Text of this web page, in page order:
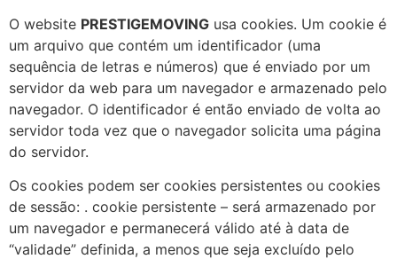
O website PRESTIGEMOVING usa cookies. Um cookie é
um arquivo que contém um identificador (uma
sequência de letras e números) que é enviado por um
servidor da web para um navegador e armazenado pelo
navegador. O identificador é então enviado de volta ao
servidor toda vez que o navegador solicita uma página
do servidor.
Os cookies podem ser cookies persistentes ou cookies
de sessão: . cookie persistente – será armazenado por
um navegador e permanecerá válido até à data de
“validade” definida, a menos que seja excluído pelo